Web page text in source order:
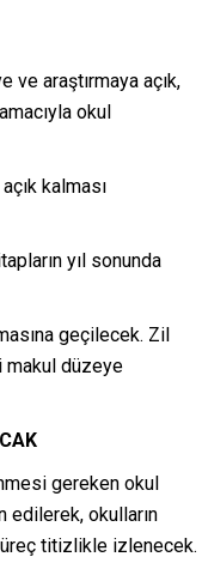
araştırmaya açık,
okul
kalması
yıl sonunda
geçilecek. Zil
makul düzeye
gereken okul
edilerek, okulların
titizlikle izlenecek.